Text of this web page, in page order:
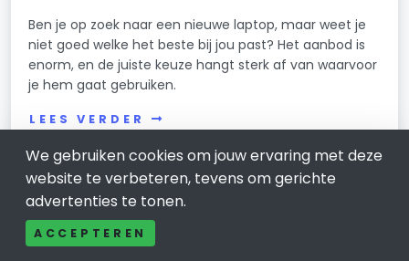
Ben je op zoek naar een nieuwe laptop, maar weet je
niet goed welke het beste bij jou past? Het aanbod is
enorm, en de juiste keuze hangt sterk af van waarvoor
je hem gaat gebruiken.
LEES VERDER
We gebruiken cookies om jouw ervaring met deze
website te verbeteren, tevens om gerichte
advertenties te tonen.
ACCEPTEREN